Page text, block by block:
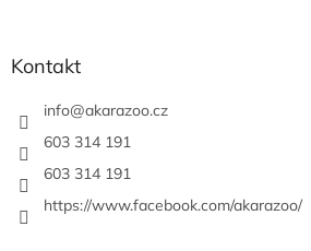
Kontakt
info@akarazoo.cz
603 314 191
603 314 191
https://www.facebook.com/akarazoo/